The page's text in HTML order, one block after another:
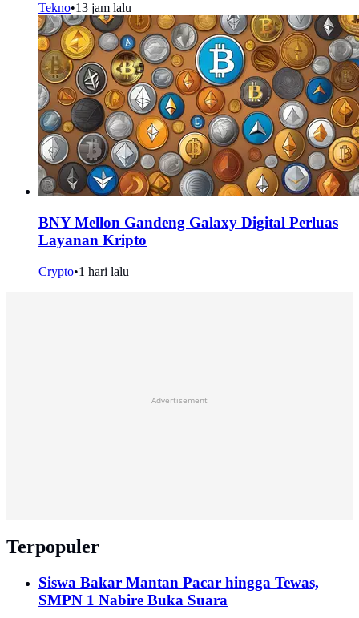
Tekno•13 jam lalu
BNY Mellon Gandeng Galaxy Digital Perluas
Layanan Kripto
Crypto•1 hari lalu
Advertisement
Terpopuler
Siswa Bakar Mantan Pacar hingga Tewas,
SMPN 1 Nabire Buka Suara